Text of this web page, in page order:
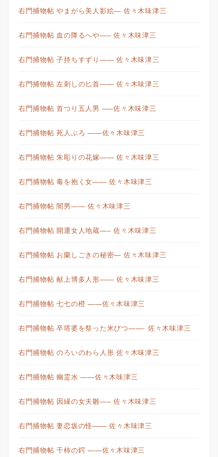
右門捕物帖 やまがら美人影絵— 佐々木味津三
右門捕物帖 血の降るへや—– 佐々木味津三
右門捕物帖 子持ちすずり—— 佐々木味津三
右門捕物帖 左刺しの匕首—— 佐々木味津三
右門捕物帖 首つり五人男 —–佐々木味津三
右門捕物帖 死人ぶろ ——佐々木味津三
右門捕物帖 朱彫りの花嫁—— 佐々木味津三
右門捕物帖 毒を抱く女—— 佐々木味津三
右門捕物帖 闇男—— 佐々木味津三
右門捕物帖 開運女人地蔵—– 佐々木味津三
右門捕物帖 お蘭しごきの秘密— 佐々木味津三
右門捕物帖 献上博多人形—— 佐々木味津三
右門捕物帖 七七の橙 ——佐々木味津三
右門捕物帖 卒塔婆を祭った米びつ——- 佐々木味津三
右門捕物帖 のろいのわら人形 佐々木味津三
右門捕物帖 幽霊水 ——佐々木味津三
右門捕物帖 因縁の女夫雛—– 佐々木味津三
右門捕物帖 妻恋坂の怪—— 佐々木味津三
右門捕物帖 千柿の鍔 ——佐々木味津三